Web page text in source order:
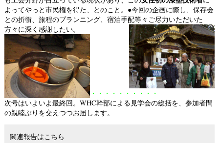
よってやっと市民権を得た、とのこと。●今回の企画に際し、保存会
との折衝、旅程のプランニング、宿泊手配等々ご尽力いただいた
方々に深く感謝したい。
・・・・・・・・・・
次号はいよいよ最終回。WHC幹部による見学会の総括を、参加者間
の親睦ぶりを交えつつお届します。
関連報告はこちら